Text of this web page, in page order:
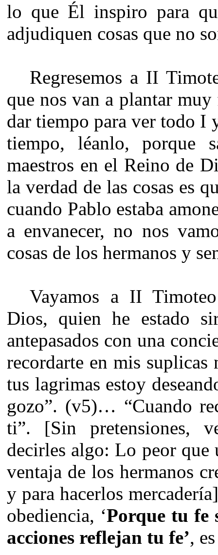
lo que Él inspiro para
adjudiquen cosas que no
Regresemos a II
que nos van a plantar
dar tiempo para ver todo I
tiempo, léanlo, porque
maestros en el Reino de
la verdad de las cosas es
cuando Pablo estaba
a envanecer, no nos
cosas de los hermanos y
Vayamos a II
Dios, quien he estado
antepasados con una
recordarte en mis
tus lagrimas estoy
gozo”. (v5)… “Cuando
ti”. [Sin pretensiones,
decirles algo: Lo peor que
ventaja de los hermanos
y para hacerlos
obediencia, ‘Porque tu fe
acciones reflejan tu fe’,